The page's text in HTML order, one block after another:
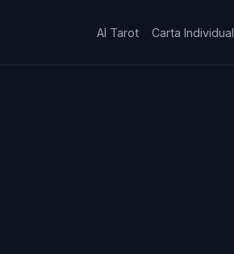
AI Tarot Carta Individual